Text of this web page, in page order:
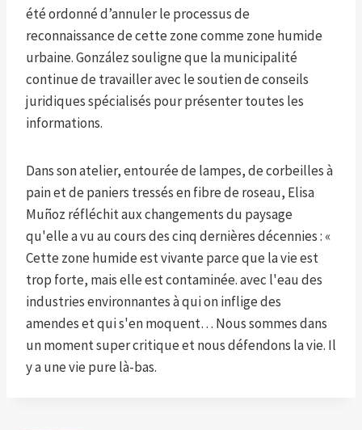
été ordonné d’annuler le processus de
reconnaissance de cette zone comme zone humide
urbaine. González souligne que la municipalité
continue de travailler avec le soutien de conseils
juridiques spécialisés pour présenter toutes les
informations.
Dans son atelier, entourée de lampes, de corbeilles à
pain et de paniers tressés en fibre de roseau, Elisa
Muñoz réfléchit aux changements du paysage
qu'elle a vu au cours des cinq dernières décennies : «
Cette zone humide est vivante parce que la vie est
trop forte, mais elle est contaminée. avec l'eau des
industries environnantes à qui on inflige des
amendes et qui s'en moquent… Nous sommes dans
un moment super critique et nous défendons la vie. Il
y a une vie pure là-bas.